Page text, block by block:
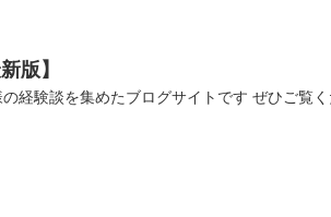
版】
経験談を集めたブログサイトです ぜひご覧く